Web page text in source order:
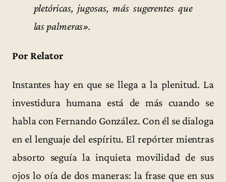
pletóricas, jugosas, más sugerentes que
las palmeras».
Por Relator
Instantes hay en que se llega a la plenitud. La
investidura humana está de más cuando se
habla con Fernando González. Con él se dialoga
en el lenguaje del espíritu. El repórter mientras
absorto seguía la inquieta movilidad de sus
ojos lo oía de dos maneras: la frase que en sus